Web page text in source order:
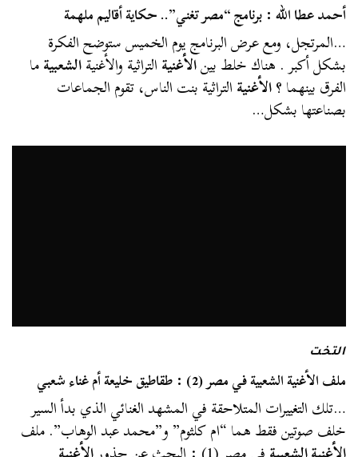
أحمد عطا الله : برنامج “مصر تغني”.. حكاية أقاليم ملهمة
…المرتجل، ومع عرض البرنامج يوم الخميس ستوضح الفكرة
بشكل أكبر . هناك خلط بينالأغنيةالتراثية والأغنيةالشعبيةما
الفرق بينهما ؟الأغنيةالتراثية بنت الناس، تقوم الجماعات
بصناعتها بشكل…
التخت
ملف الأغنية الشعبية في مصر (2) : طقاطيق خليعة أم غناء شعبي
…تلك التغييرات المتلاحقة في المشهد الغنائي الذي بدأ السير
خلف صوتين فقط هما “ام كلثوم” و”محمد عبد الوهاب”. ملف